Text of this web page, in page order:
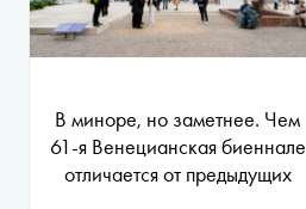
В миноре, но заметнее. Чем
61-я Венецианская биеннале
отличается от предыдущих